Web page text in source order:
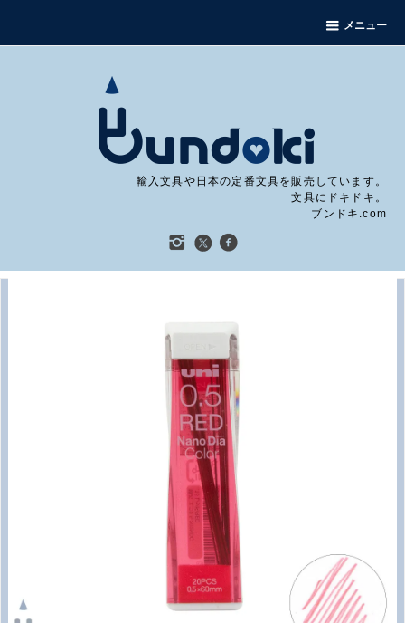
メニュー
輸入文具や日本の定番文具を販売しています。
文具にドキドキ。
ブンドキ.com